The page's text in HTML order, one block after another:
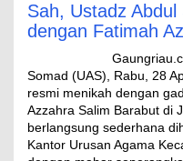
Sah, Ustadz
dengan Fatimah
Somad (UAS), Rabu, 28
resmi menikah dengan
Azzahra Salim Barabut di
berlangsung sederhana
Kantor Urusan Agama